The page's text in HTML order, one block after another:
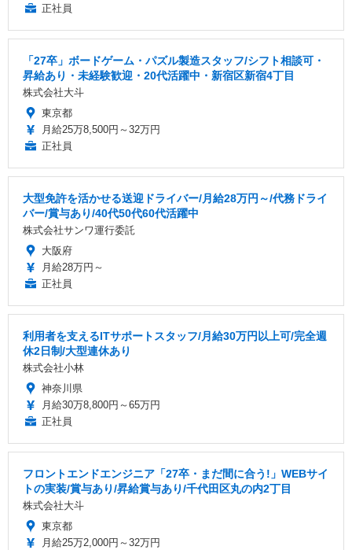
正社員
「27卒」ボードゲーム・パズル製造スタッフ/シフト相談可・
昇給あり・未経験歓迎・20代活躍中・新宿区新宿4丁目
株式会社大斗
東京都
月給25万8,500円～32万円
正社員
大型免許を活かせる送迎ドライバー/月給28万円～/代務ドライ
バー/賞与あり/40代50代60代活躍中
株式会社サンワ運行委託
大阪府
月給28万円～
正社員
利用者を支えるITサポートスタッフ/月給30万円以上可/完全週
休2日制/大型連休あり
株式会社小林
神奈川県
月給30万8,800円～65万円
正社員
フロントエンドエンジニア「27卒・まだ間に合う!」WEBサイ
トの実装/賞与あり/昇給賞与あり/千代田区丸の内2丁目
株式会社大斗
東京都
月給25万2,000円～32万円